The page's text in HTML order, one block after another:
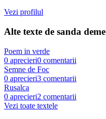
Vezi profilul
Alte texte de sanda deme
Poem in verde
0 aprecieri0 comentarii
Semne de Foc
0 aprecieri3 comentarii
Rusalca
0 aprecieri2 comentarii
Vezi toate textele